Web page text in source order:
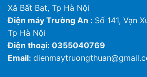
Xã Bất Bạt, Tp Hà Nội
Điện máy Trường An : Số 141, Vạn
Tp Hà Nội
Điện thoại: 0355040769
Email: